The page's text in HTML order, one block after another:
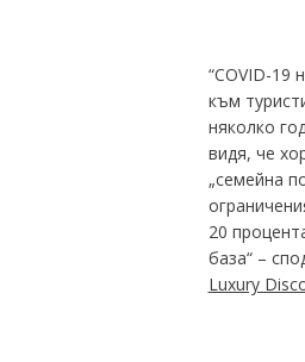
“COVID-19
към
няколко
видя, че
„семейна
20
база“ –
Luxury